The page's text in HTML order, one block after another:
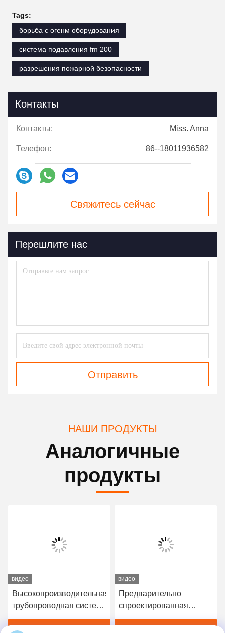
Tags:
борьба с огенм оборудования
система подавления fm 200
разрешения пожарной безопасности
Контакты
Контакты: Miss. Anna
Телефон: 86--18011936582
Свяжитесь сейчас
Перешлите нас
Отправить
НАШИ ПРОДУКТЫ
Аналогичные
продукты
видео
Высокопроизводительная
трубопроводная система
с газом FM200 -
Профессиональное
видео
Предварительно
спроектированная
газовая трубопроводная